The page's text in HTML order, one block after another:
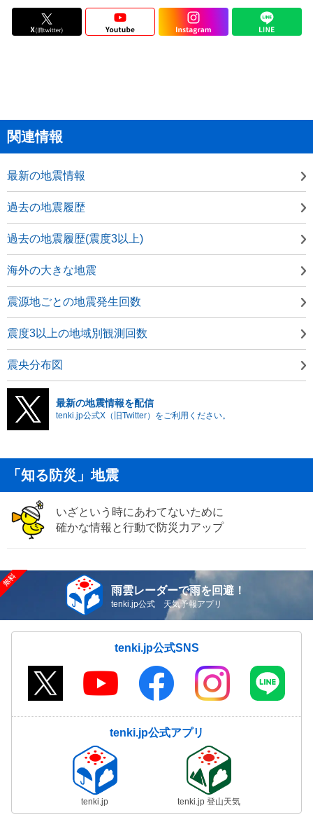
関連情報
最新の地震情報
過去の地震履歴
過去の地震履歴(震度3以上)
海外の大きな地震
震源地ごとの地震発生回数
震度3以上の地域別観測回数
震央分布図
最新の地震情報を配信
tenki.jp公式X（旧Twitter）をご利用ください。
「知る防災」地震
いざという時にあわてないために
確かな情報と行動で防災力アップ
雨雲レーダーで雨を回避！
tenki.jp公式 天気予報アプリ
tenki.jp公式SNS
tenki.jp公式アプリ
tenki.jp tenki.jp 登山天気